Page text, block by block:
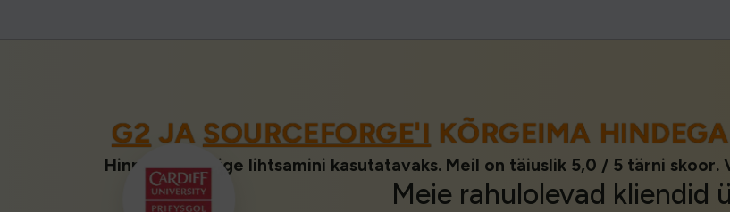
G2 JA SOURCEFORGE'I KÕRGEIMA
Hinnatud 1. kõige lihtsamini kasutatavaks. Meil on täiuslik 5,0 / 5 tärni
Meie rahulolevad kliendid